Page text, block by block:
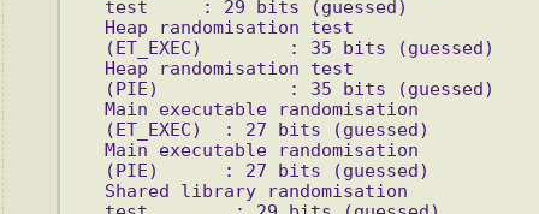
test     : 29 bits (guessed)
Heap randomisation test
(ET_EXEC)        : 35 bits (guessed)
Heap randomisation test
(PIE)            : 35 bits (guessed)
Main executable randomisation
(ET_EXEC)  : 27 bits (guessed)
Main executable randomisation
(PIE)      : 27 bits (guessed)
Shared library randomisation